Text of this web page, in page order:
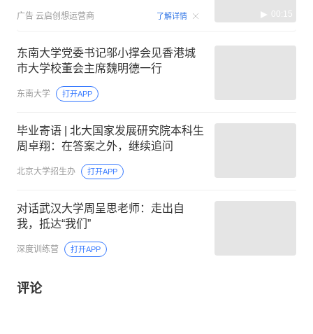
广告 云启创想运营商 了解详情 00:15
东南大学党委书记邬小撑会见香港城
市大学校董会主席魏明德一行
东南大学 打开APP
毕业寄语 | 北大国家发展研究院本科生
周卓翔：在答案之外，继续追问
北京大学招生办 打开APP
对话武汉大学周呈思老师：走出自
我，抵达“我们”
深度训练营 打开APP
评论